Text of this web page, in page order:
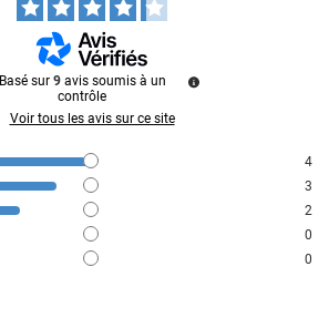
Basé sur 9 avis soumis à un
contrôle
Voir tous les avis sur ce site
4
3
2
0
0